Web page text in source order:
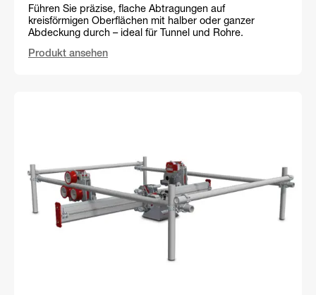
Führen Sie präzise, flache Abtragungen auf
kreisförmigen Oberflächen mit halber oder ganzer
Abdeckung durch – ideal für Tunnel und Rohre.
Produkt ansehen